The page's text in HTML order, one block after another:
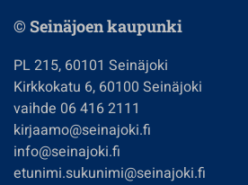
© Seinäjoen kaupunki
PL 215, 60101 Seinäjoki
Kirkkokatu 6, 60100 Seinäjoki
vaihde 06 416 2111
kirjaamo@seinajoki.fi
info@seinajoki.fi
etunimi.sukunimi@seinajoki.fi